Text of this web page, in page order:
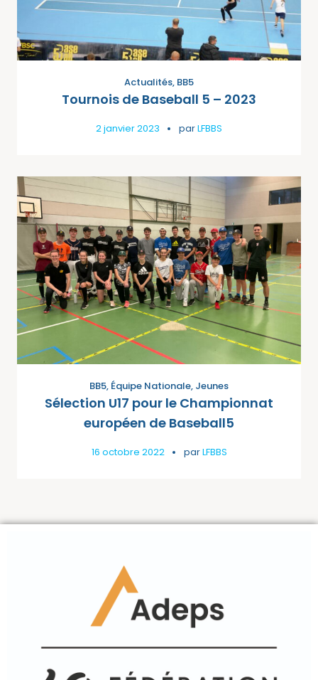
Actualités, BB5
Tournois de Baseball 5 – 2023
2 janvier 2023 parLFBBS
BB5, Équipe Nationale, Jeunes
Sélection U17 pour le Championnat
européen de Baseball5
16 octobre 2022 parLFBBS